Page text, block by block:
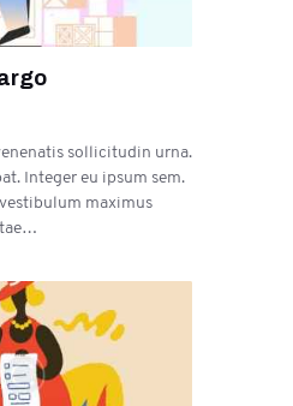
sollicitudin urna.
Integer eu ipsum sem.
maximus